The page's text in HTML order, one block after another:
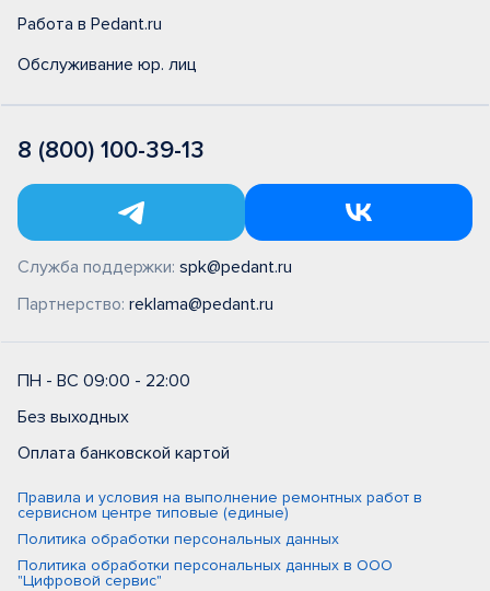
Работа в Pedant.ru
Обслуживание юр. лиц
8 (800) 100-39-13
Служба поддержки: spk@pedant.ru
Партнерство: reklama@pedant.ru
ПН - ВС 09:00 - 22:00
Без выходных
Оплата банковской картой
Правила и условия на выполнение ремонтных работ в
сервисном центре типовые (единые)
Политика обработки персональных данных
Политика обработки персональных данных в ООО
"Цифровой сервис"